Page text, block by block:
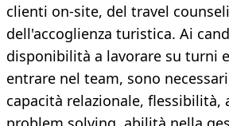
clienti on-site, del travel
dell'accoglienza turistica. Ai
disponibilità a lavorare su turni
entrare nel team, sono
capacità relazionale, flessibilità,